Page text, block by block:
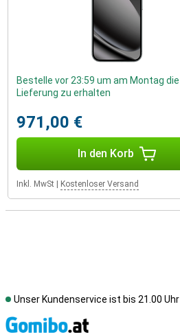
Bestelle vor 23:59 um am Montag die
Lieferung zu erhalten
971,00 €
In den Korb
Inkl. MwSt Kostenloser Versand
Unser Kundenservice ist bis 21.00 Uhr